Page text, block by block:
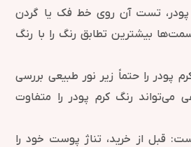
تست آن روی خط فک یا گردن
بیشترین تطابق رنگ را با رنگ
پودر را حتماً زیر نور طبیعی بررسی
می‌تواند رنگ کرم پودر را متفاوت
قبل از خرید، تناژ پوست خود را